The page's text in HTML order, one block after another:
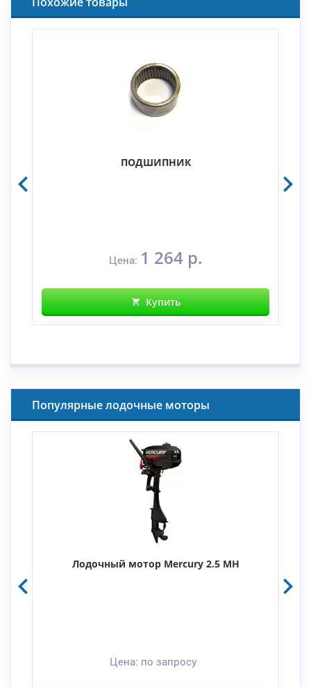
ПОДШИПНИК
Цена: 1 264 р.
Купить
Популярные лодочные моторы
Лодочный мотор Mercury 2.5 MH
Цена: по запросу